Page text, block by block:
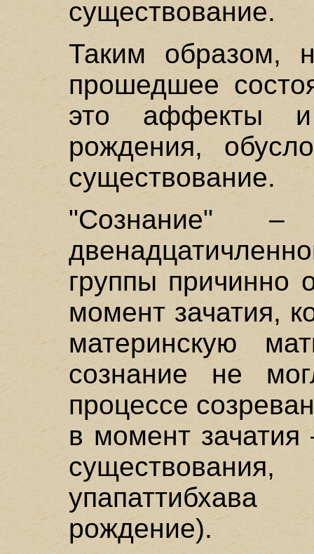
существование.
Таким образом,
прошедшее
это аффекты и
рождения,
существование.
"Сознание" –
группы причинно
момент зачатия,
материнскую
сознание не
процессе
в момент зачатия
рождение).